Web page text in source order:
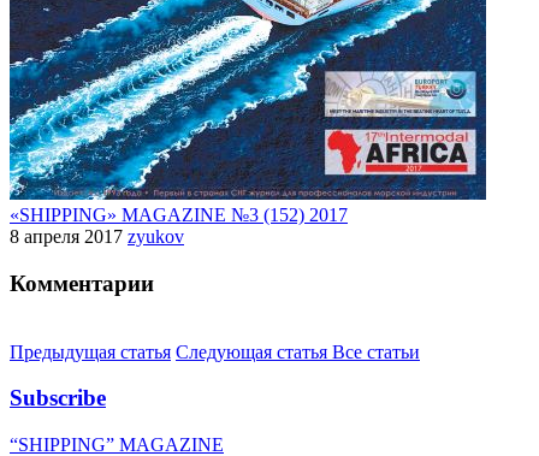
«SHIPPING» MAGAZINE №3 (152) 2017
8 апреля 2017 zyukov
Комментарии
Предыдущая статья Следующая статья Все статьи
Subscribe
“SHIPPING” MAGAZINE